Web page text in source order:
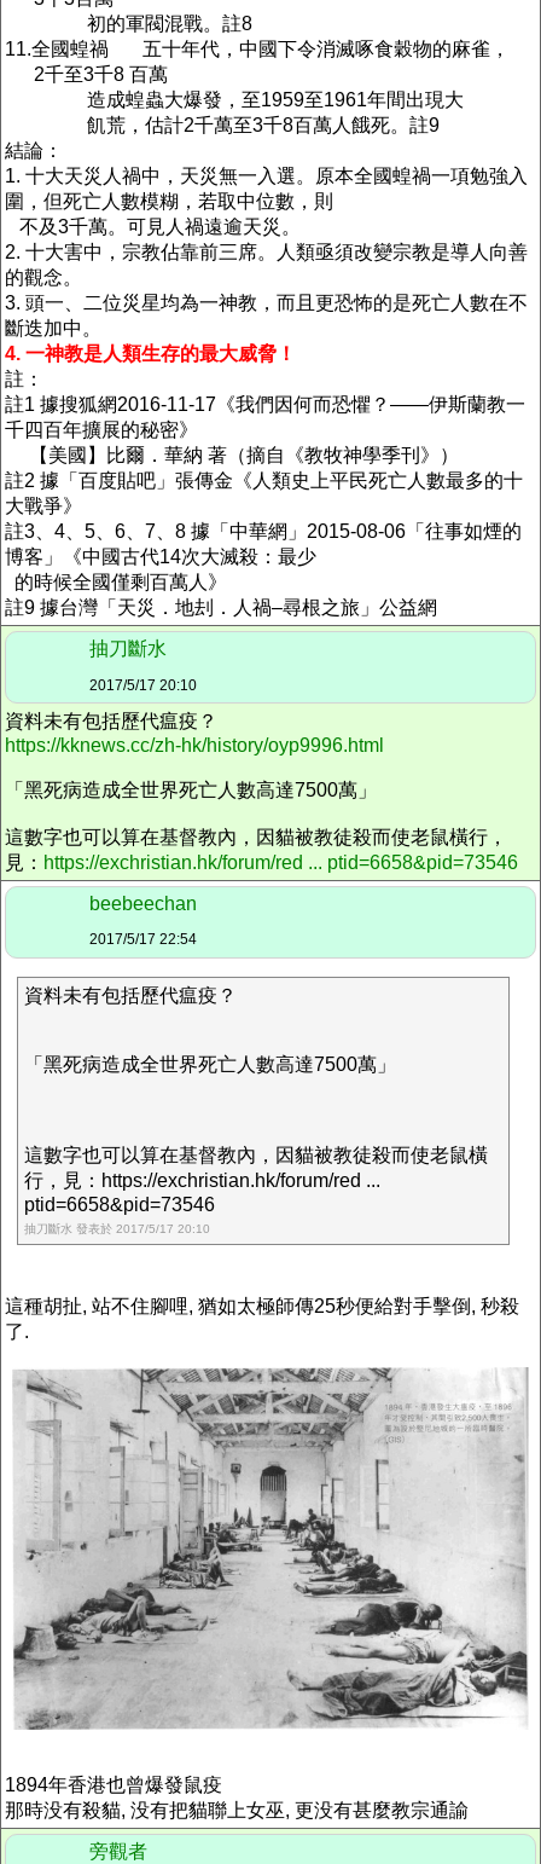
初的軍閥混戰。註8
11.全國蝗禍 五十年代，中國下令消滅啄食穀物的麻雀，
2千至3千8 百萬
造成蝗蟲大爆發，至1959至1961年間出現大
飢荒，估計2千萬至3千8百萬人餓死。註9
結論：
1. 十大天災人禍中，天災無一入選。原本全國蝗禍一項勉強入
圍，但死亡人數模糊，若取中位數，則
不及3千萬。可見人禍遠逾天災。
2. 十大害中，宗教佔靠前三席。人類亟須改變宗教是導人向善
的觀念。
3. 頭一、二位災星均為一神教，而且更恐怖的是死亡人數在不
斷迭加中。
4. 一神教是人類生存的最大威脅！
註：
註1 據搜狐網2016-11-17《我們因何而恐懼？——伊斯蘭教一
千四百年擴展的秘密》
【美國】比爾．華納 著（摘自《教牧神學季刊》）
註2 據「百度貼吧」張傳金《人類史上平民死亡人數最多的十
大戰爭》
註3、4、5、6、7、8 據「中華網」2015-08-06「往事如煙的
博客」《中國古代14次大滅殺：最少
的時候全國僅剩百萬人》
註9 據台灣「天災．地刦．人禍–尋根之旅」公益網
抽刀斷水
2017/5/17 20:10
資料未有包括歷代瘟疫？
https://kknews.cc/zh-hk/history/oyp9996.html
「黑死病造成全世界死亡人數高達7500萬」
這數字也可以算在基督教內，因貓被教徒殺而使老鼠橫行，
見： https://exchristian.hk/forum/red ... ptid=6658&pid=73546
beebeechan
2017/5/17 22:54
資料未有包括歷代瘟疫？
「黑死病造成全世界死亡人數高達7500萬」
這數字也可以算在基督教內，因貓被教徒殺而使老鼠橫
行，見：https://exchristian.hk/forum/red ...
ptid=6658&pid=73546
抽刀斷水 發表於 2017/5/17 20:10
這種胡扯, 站不住腳哩, 猶如太極師傳25秒便給對手擊倒, 秒殺
了.
1894年香港也曾爆發鼠疫
那時没有殺貓, 没有把貓聯上女巫, 更没有甚麼教宗通諭
旁觀者